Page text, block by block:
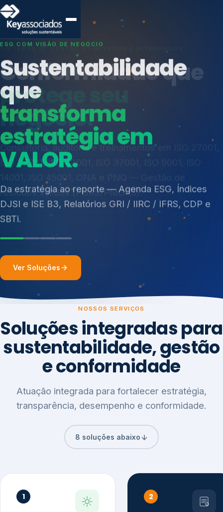
SISTEMAS DE GESTÃO OTIMIZADOS E INTEGRADOS
Conformidade que
protege seu
negócio.
Consultoria, auditoria e treinamentos em ISO 27001,
ISO 27701, ISO 42001, ISO 37001, ISO 9001, ISO
resíduos sólidos (PGRS/PMGRS).
Índices de Mercado
Mudanças Climáticas
Reputação e Cadeia
Reporte Regulatório
Ver Soluções
NOSSOS SERVIÇOS
Soluções integradas para
sustentabilidade, gestão
e conformidade
Atuação integrada para fortalecer estratégia,
transparência, desempenho e conformidade.
8 soluções abaixo
1 2